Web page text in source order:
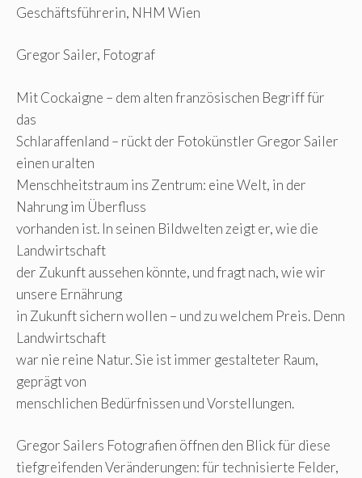
Geschäftsführerin, NHM Wien
Gregor Sailer, Fotograf
Mit Cockaigne – dem alten französischen Begriff für
das
Schlaraffenland – rückt der Fotokünstler Gregor Sailer
einen uralten
Menschheitstraum ins Zentrum: eine Welt, in der
Nahrung im Überfluss
vorhanden ist. In seinen Bildwelten zeigt er, wie die
Landwirtschaft
der Zukunft aussehen könnte, und fragt nach, wie wir
unsere Ernährung
in Zukunft sichern wollen – und zu welchem Preis. Denn
Landwirtschaft
war nie reine Natur. Sie ist immer gestalteter Raum,
geprägt von
menschlichen Bedürfnissen und Vorstellungen.
Gregor Sailers Fotografien öffnen den Blick für diese
tiefgreifenden Veränderungen: für technisierte Felder,